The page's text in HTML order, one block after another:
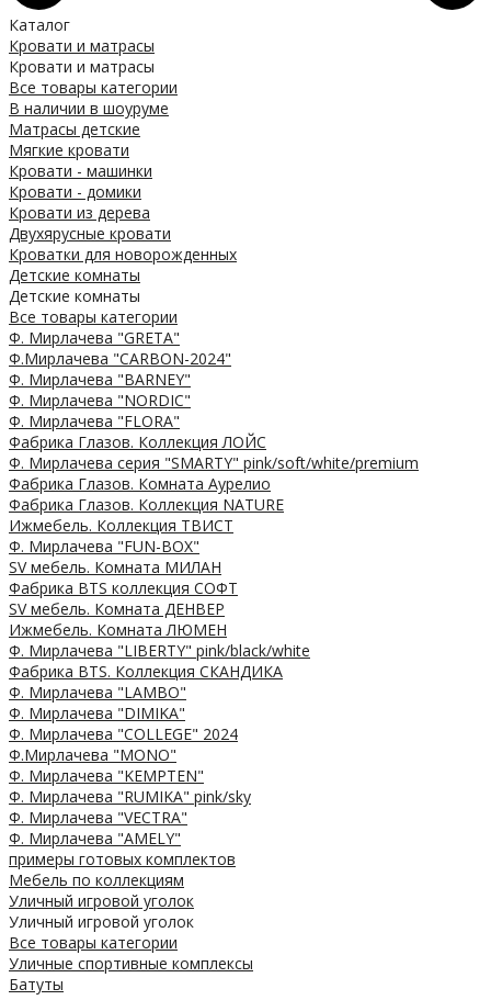
Каталог
Кровати и матрасы
Кровати и матрасы
Все товары категории
В наличии в шоуруме
Матрасы детские
Мягкие кровати
Кровати - машинки
Кровати - домики
Кровати из дерева
Двухярусные кровати
Кроватки для новорожденных
Детские комнаты
Детские комнаты
Все товары категории
Ф. Мирлачева "GRETA"
Ф.Мирлачева "CARBON-2024"
Ф. Мирлачева "BARNEY"
Ф. Мирлачева "NORDIC"
Ф. Мирлачева "FLORA"
Фабрика Глазов. Коллекция ЛОЙС
Ф. Мирлачева серия "SMARTY" pink/soft/white/premium
Фабрика Глазов. Комната Аурелио
Фабрика Глазов. Коллекция NATURE
Ижмебель. Коллекция ТВИСТ
Ф. Мирлачева "FUN-BOX"
SV мебель. Комната МИЛАН
Фабрика BTS коллекция СОФТ
SV мебель. Комната ДЕНВЕР
Ижмебель. Комната ЛЮМЕН
Ф. Мирлачева "LIBERTY" pink/black/white
Фабрика BTS. Коллекция СКАНДИКА
Ф. Мирлачева "LAMBO"
Ф. Мирлачева "DIMIKA"
Ф. Мирлачева "COLLEGE" 2024
Ф.Мирлачева "MONO"
Ф. Мирлачева "KEMPTEN"
Ф. Мирлачева "RUMIKA" pink/sky
Ф. Мирлачева "VECTRA"
Ф. Мирлачева "AMELY"
примеры готовых комплектов
Мебель по коллекциям
Уличный игровой уголок
Уличный игровой уголок
Все товары категории
Уличные спортивные комплексы
Батуты